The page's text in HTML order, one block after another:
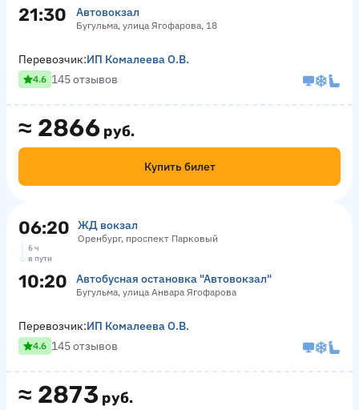
21:30 Автовокзал
Бугульма, улица Ягофарова, 18
≈ 2866 руб.
Купить билет
Перевозчик:ИП Комалеева О.В.
4.6 145 отзывов
06:20 ЖД вокзал
Оренбург, проспект Парковый
6 ч
в пути
10:20 Автобусная остановка "Автовокзал"
Бугульма, улица Анвара Ягофарова
≈ 2873 руб.
Перевозчик:ИП Комалеева О.В.
4.6 145 отзывов